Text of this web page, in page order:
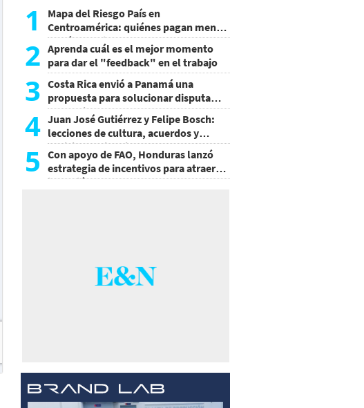
1
Mapa del Riesgo País en
Centroamérica: quiénes pagan menos
y cuáles mejoraron
2 Aprenda cuál es el mejor momento
para dar el "feedback" en el trabajo
3 Costa Rica envió a Panamá una
propuesta para solucionar disputa
comercial
4 Juan José Gutiérrez y Felipe Bosch:
lecciones de cultura, acuerdos y
decisiones sin miedo
5
Con apoyo de FAO, Honduras lanzó
estrategia de incentivos para atraer
inversión al agro